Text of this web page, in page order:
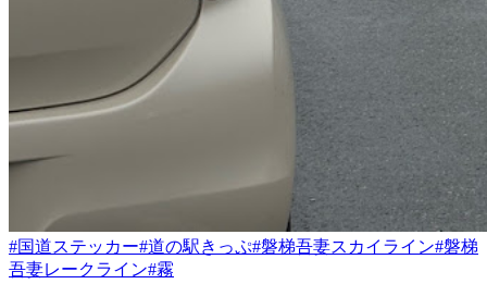
#国道ステッカー#道の駅きっぷ#磐梯吾妻スカイライン#磐梯
吾妻レークライン#霧